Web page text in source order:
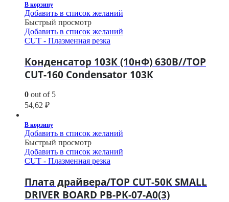
В корзину
Добавить в список желаний
Быстрый просмотр
Добавить в список желаний
CUT - Плазменная резка
Конденсатор 103К (10нФ) 630В//TOP
CUT-160 Condensator 103К
0 out of 5
54,62 ₽
В корзину
Добавить в список желаний
Быстрый просмотр
Добавить в список желаний
CUT - Плазменная резка
Плата драйвера/TOP CUT-50К SMALL
DRIVER BOARD PB-PK-07-A0(3)